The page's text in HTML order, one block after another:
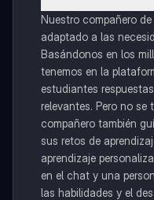
Nuestro compañero
adaptado a las
Basándonos en los
tenemos en la
estudiantes
relevantes. Pero no se
compañero también
sus retos de
aprendizaje
en el chat y una
las habilidades y el